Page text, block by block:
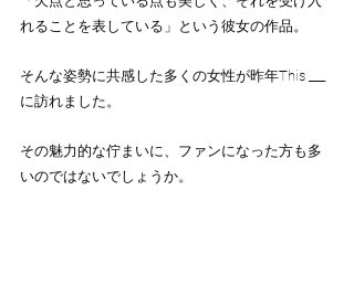
れることを表している」という彼女の作品。
そんな姿勢に共感した多くの女性が昨年This ___
に訪れました。
その魅力的な佇まいに、ファンになった方も多
いのではないでしょうか。